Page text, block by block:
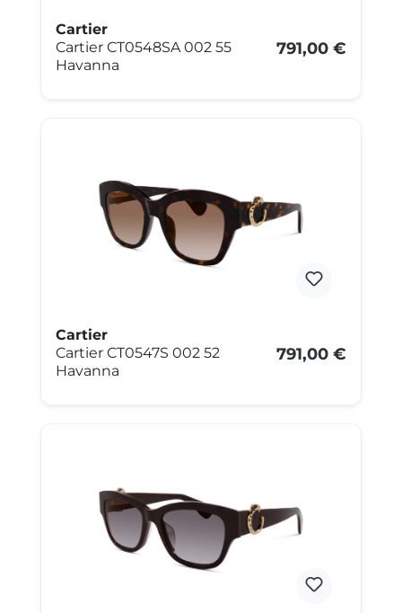
Cartier
Cartier CT0548SA 002 55
Havanna
791,00 €
Cartier
Cartier CT0547S 002 52
Havanna
791,00 €